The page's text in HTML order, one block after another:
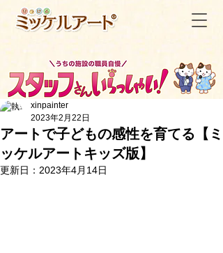
＜記事一覧へ戻る
アートで子どもの感性を育てる【ミ
ッケルアートキッズ版】
xinpainter
2023年2月22日
更新日： 2023年4月14日